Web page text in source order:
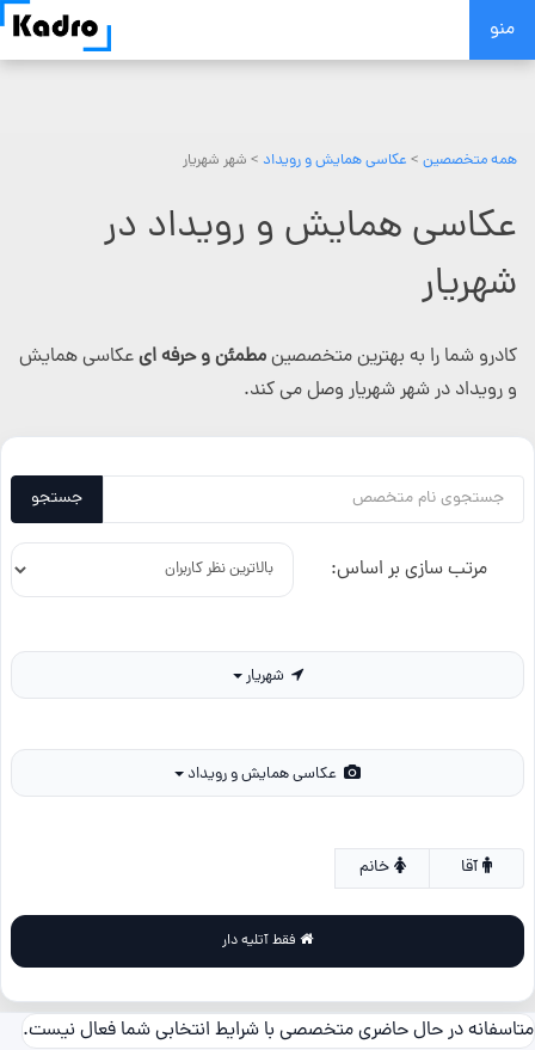
Skip
منو
همه متخصصین > عکاسی همایش و رویداد > شهر شهریار
عکاسی همایش و رویداد در
شهریار
کادرو شما را به بهترین متخصصینمطمئن و حرفه ایعکاسی همایش
و رویداد در شهر شهریار وصل می کند.
جستجو
مرتب سازی بر اساس:
خانم
متاسفانه در حال حاضری متخصصی با شرایط انتخابی شما فعال نیست.